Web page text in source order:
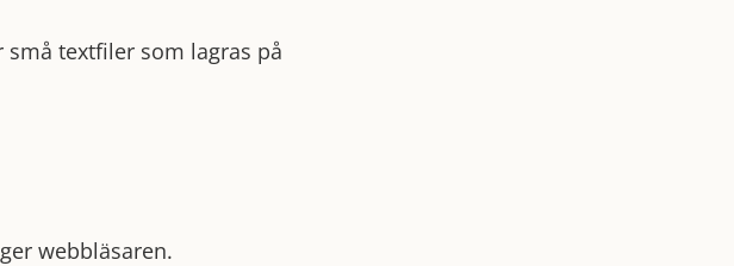
små textfiler som lagras på
webbläsaren.